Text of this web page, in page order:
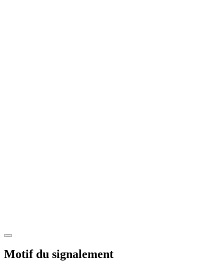
Motif du signalement